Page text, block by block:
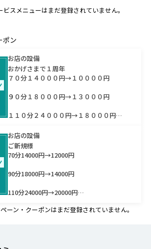
ビスメニューはまだ登録されていません。
ポン
お店の設備
おかげさまで１周年
７０分１４０００円→１００００円
９０分１８０００円→１３０００円
１１０分２４０００円→１８０００円
4.5.6割とお伝えください！！
お店の設備
ご新規様
70分14000円→12000円
90分18000円→14000円
110分24000円→20000円
い。
ーン・クーポンはまだ登録されていません。